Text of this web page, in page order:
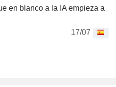
en blanco a la IA empieza a
17/07